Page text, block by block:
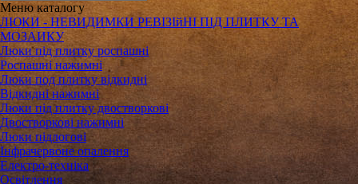
Менюкаталогу
ЛЮКИ - НЕВИДИМКИ РЕВІЗІйНІ ПІД ПЛИТКУ ТА
МОЗАИКУ
Люки під плитку роспашні
Роспашні нажимні
Люки под плитку відкидні
Відкидні нажимні
Люки під плитку двостворкові
Двостворкові нажимні
Люки підлогові
Інфрачервоне опалення
Електро-техніка
Освітлення